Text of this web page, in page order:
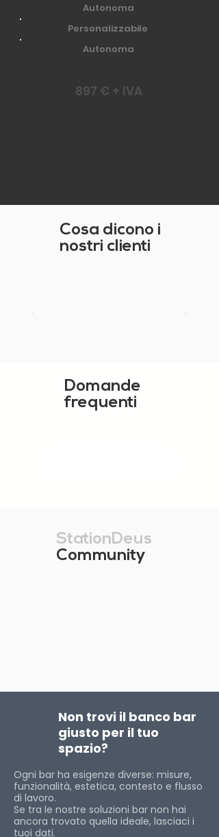
Autonoma
Personalizzabile
Autonoma
897 € + IVA
Cosa dicono i
nostri clienti
Domande
frequenti
StationDeus
Community
Non trovi il banco bar
giusto per il tuo
spazio?
Ogni bar ha esigenze diverse: misure,
funzionalità, estetica, contesto e flusso
di lavoro.
Se tra le nostre soluzioni bar non hai
ancora trovato quella ideale, lasciaci i
tuoi dati.